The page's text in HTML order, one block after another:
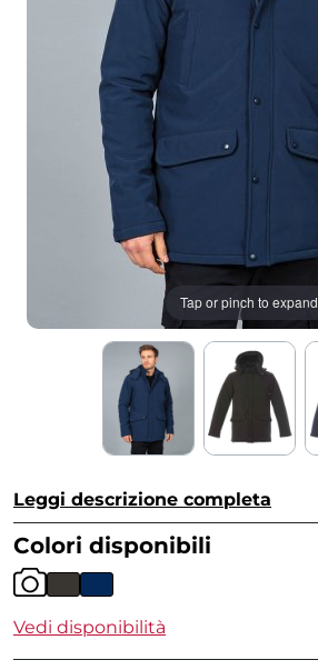
Tap or pinch to expand
Leggi descrizione completa
Colori disponibili
Vedi disponibilità